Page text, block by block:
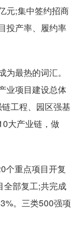
元;集中签约招商
投产率、履约率
最热的词汇。
业项目建设总体
工程、园区强基
大产业链，做
重点项目开复
全部复工;共完成
。三类500强项